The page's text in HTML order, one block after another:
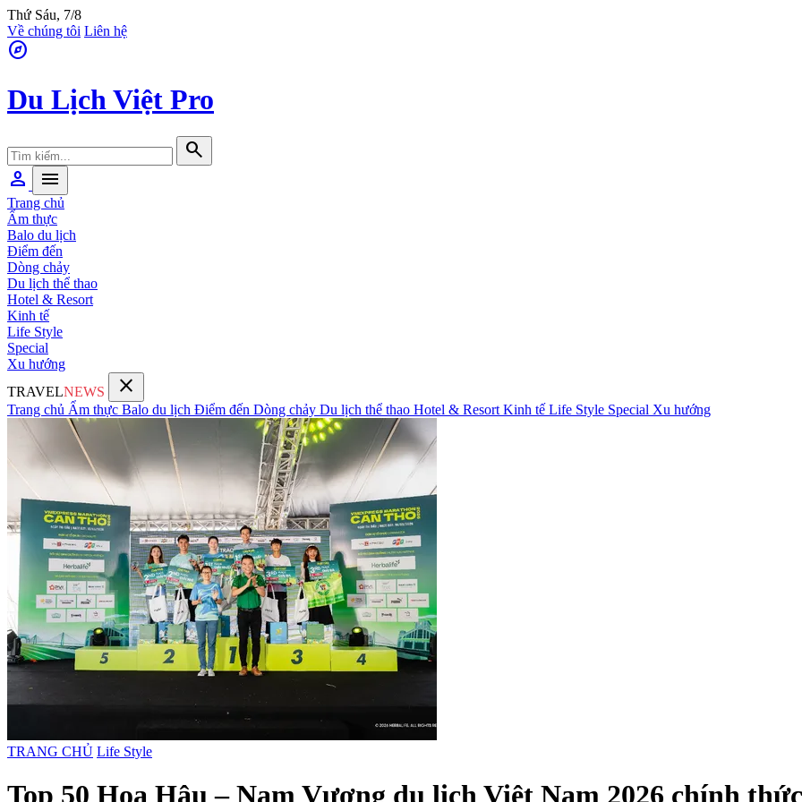
Thứ Sáu, 7/8
Về chúng tôi Liên hệ
explore
Du Lịch Việt Pro
search
person
menu
Trang chủ
Ẩm thực
Balo du lịch
Điểm đến
Dòng chảy
Du lịch thể thao
Hotel & Resort
Kinh tế
Life Style
Special
Xu hướng
TRAVELNEWS close
Trang chủ Ẩm thực Balo du lịch Điểm đến Dòng chảy Du lịch thể thao Hotel & Resort Kinh tế Life Style Special Xu hướng
TRANG CHỦ Life Style
Top 50 Hoa Hậu – Nam Vương du lịch Việt Nam 2026 chính